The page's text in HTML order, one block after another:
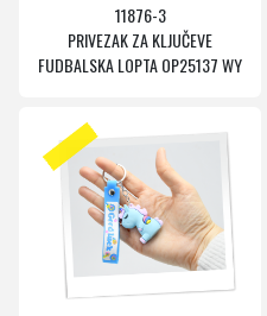
11876-3
PRIVEZAK ZA KLJUČEVE
FUDBALSKA LOPTA OP25137 WY